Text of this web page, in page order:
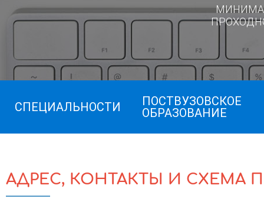
СПЕЦИАЛЬНОСТИ
ПОСТВУЗОВСКОЕ
ОБРАЗОВАНИЕ
АДРЕС, КОНТАКТЫ И СХЕМА